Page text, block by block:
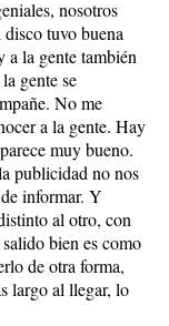
nosotros
tuvo buena
a la gente también
gente se
No me
a la gente. Hay
muy bueno.
publicidad no nos
informar. Y
al otro, con
bien es como
de otra forma,
largo al llegar, lo